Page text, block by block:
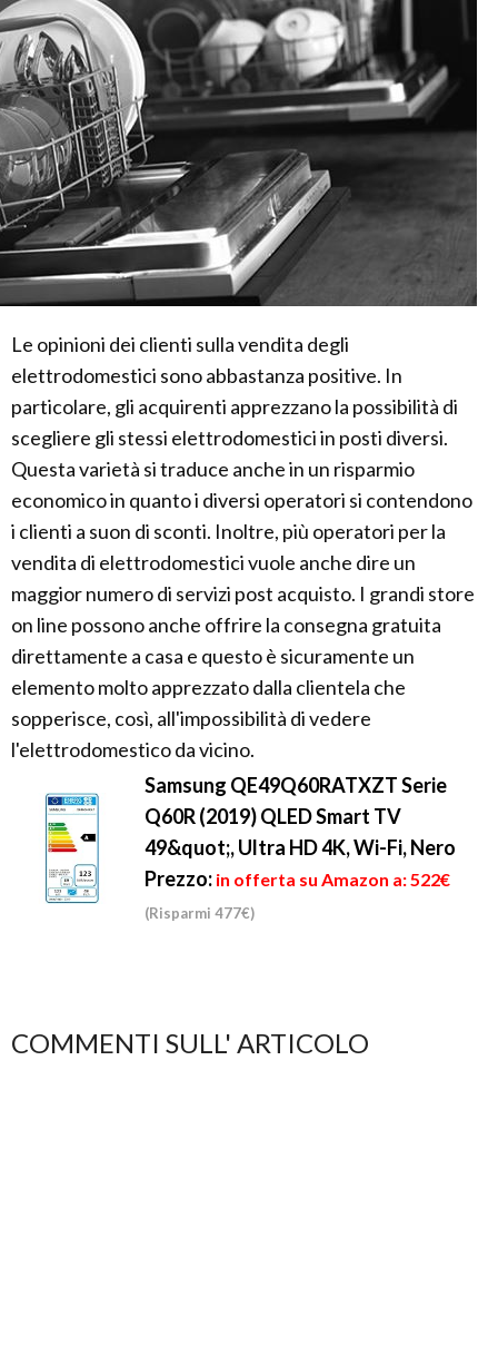
Le opinioni dei clienti sulla vendita degli
elettrodomestici sono abbastanza positive. In
particolare, gli acquirenti apprezzano la possibilità di
scegliere gli stessi elettrodomestici in posti diversi.
Questa varietà si traduce anche in un risparmio
economico in quanto i diversi operatori si contendono
i clienti a suon di sconti. Inoltre, più operatori per la
vendita di elettrodomestici vuole anche dire un
maggior numero di servizi post acquisto. I grandi store
on line possono anche offrire la consegna gratuita
direttamente a casa e questo è sicuramente un
elemento molto apprezzato dalla clientela che
sopperisce, così, all'impossibilità di vedere
l'elettrodomestico da vicino.
Samsung QE49Q60RATXZT Serie
Q60R (2019) QLED Smart TV
49&quot;, Ultra HD 4K, Wi-Fi, Nero
Prezzo: in offerta su Amazon a: 522€
(Risparmi 477€)
COMMENTI SULL' ARTICOLO